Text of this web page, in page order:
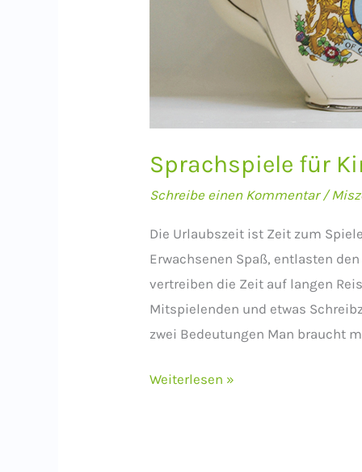
Sprachspiele für
Schreibe einen Kommentar /
Die Urlaubszeit ist Zeit zum
Erwachsenen Spaß, entlasten
vertreiben die Zeit auf langen
Mitspielenden und etwas
zwei Bedeutungen Man braucht
Sprachspiele
Weiterlesen »